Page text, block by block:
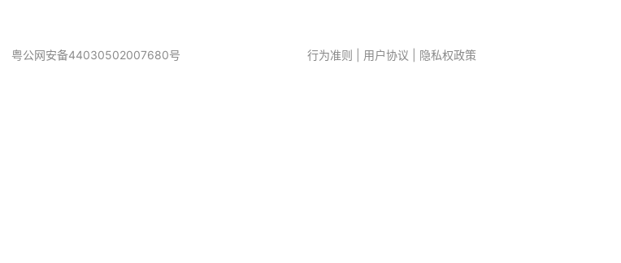
粤公网安备44030502007680号 行为准则 用户协议 隐私权政策